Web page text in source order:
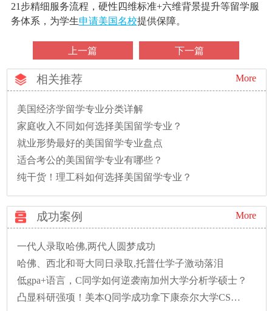
21步精细服务流程，硬性四维标准+六维背景提升等留学服
务体系，为学生申请美国名校提供保障。
上一篇 下一篇
相关推荐 More
美国经济学留学专业分类详解
家庭收入不同如何选择美国留学专业？
就业形势最好的美国留学专业盘点
适合考公的美国留学专业有哪些？
纯干货！理工科如何选择美国留学专业？
成功案例 More
一代人录取哈佛,两代人圆梦成功
哈佛、西北和哥大同日录取,托普仕学子激动落泪
低gpa+语言，C同学如何逆袭南加州大学分析学硕士？
凸显科研强项！美本Q同学成功拿下康奈尔大学CS硕士录取！